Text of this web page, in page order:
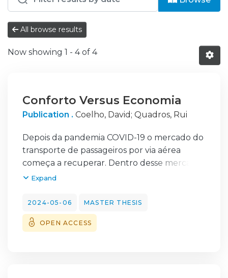
All browse results
Now showing 1 - 4 of 4
Conforto Versus Economia
Publication . Coelho, David ; Quadros, Rui
Depois da pandemia COVID-19 o mercado do
transporte de passageiros por via aérea
começa a recuperar. Dentro desse mercado
de transporte podemos encontrar diversos
cost, charter e, em particular aquele que
este estudo foca, o long-haul low-cost
(LHLC). Com o estudo centrado nas
Expand
2024-05-06 MASTER THESIS
OPEN ACCESS